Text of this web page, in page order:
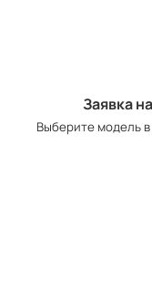
Заявка
Выберите модель в